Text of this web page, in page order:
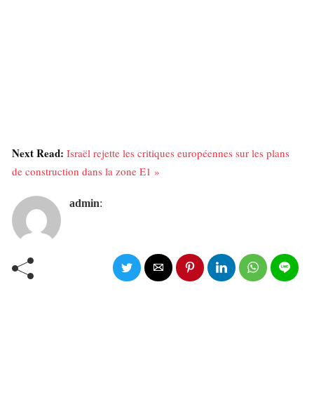
Next Read: Israël rejette les critiques européennes sur les plans
de construction dans la zone E1 »
admin: